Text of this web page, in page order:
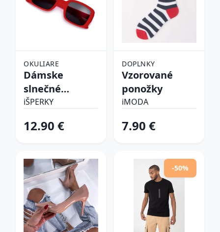
OKULIARE
Dámske
slnečné
okuliare
iŠPERKY
12.90 €
DOPLNKY
Vzorované
ponožky
iMODA
7.90 €
-50%